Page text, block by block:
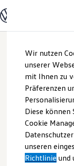
Hauptinhalt
springen
Footer
springen
Modelle und
Modelle
ENERGY
SUV und
Kombis
Schnell
Angebote und
Aktuelle
E-Auto-
Wir nutzen
unserer
mit Ihnen zu
Präferenzen
Diese
Cookie
unseren
Richtlinie und